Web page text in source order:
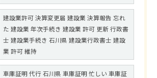
建設業許可 決算変更届 建設業 決算報告 忘れ
た 建設業 年次手続き 建設業 許可 更新 行政書
士 建設業手続き 石川県 建設業行政書士 建設
業 許可 維持
車庫証明 代行 石川県 車庫証明 忙しい 車庫証